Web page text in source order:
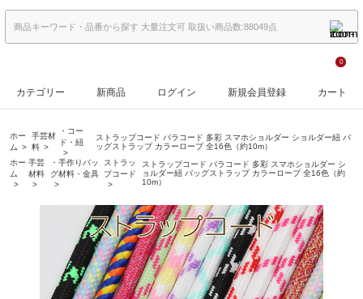
カテゴリー 新商品 ログイン 新規会員登録
0
カート
ホー
ム
手芸材
料
・コー
ド・紐
ストラップコード パラコード 多彩 スマホショルダー ショルダー紐 バ
ッグストラップ カラーロープ 全16色（約10m）
ホー
ム
手芸
材料
・手作りバッ
グ材料・金具
ストラッ
プコード
ストラップコード パラコード 多彩 スマホショルダー シ
ョルダー紐 バッグストラップ カラーロープ 全16色（約
10m）